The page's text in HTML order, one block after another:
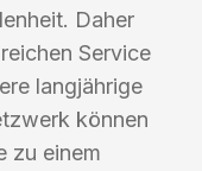
Daher
Service
langjährige
können
zu einem